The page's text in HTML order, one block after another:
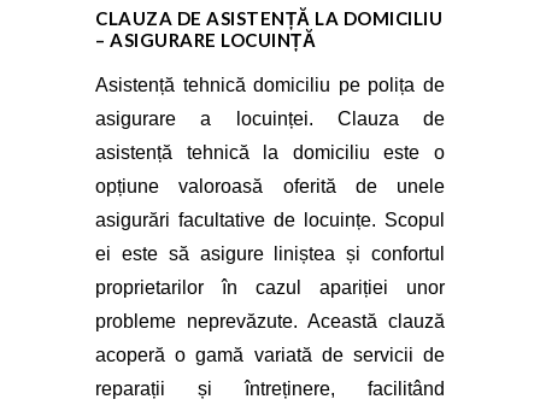
CLAUZA DE ASISTENȚĂ LA DOMICILIU
– ASIGURARE LOCUINȚĂ
Asistență tehnică domiciliu pe polița de
asigurare a locuinței. Clauza de
asistență tehnică la domiciliu este o
opțiune valoroasă oferită de unele
asigurări facultative de locuințe. Scopul
ei este să asigure liniștea și confortul
proprietarilor în cazul apariției unor
probleme neprevăzute. Această clauză
acoperă o gamă variată de servicii de
reparații și întreținere, facilitând